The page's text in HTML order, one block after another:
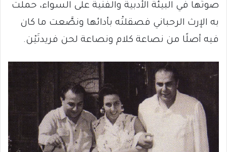
صوتُها في البيئة الأدبية والفنية على السواء، حملت
به الإرث الرحباني فصقلتْه بأدائها ونصَّعت ما كان
فيه أصلًا من نصاعة كلام ونصاعة لحن فريدتَيْن.